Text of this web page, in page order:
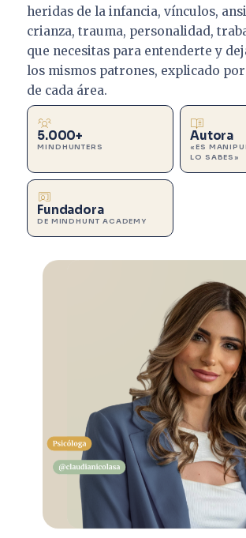
heridas de la infancia, vínculos,
crianza, trauma, personalidad,
que necesitas para entenderte y
los mismos patrones, explicado
de cada área.
5.000+
MINDHUNTERS
Autora
«ES
LO SABES»
Fundadora
DE MINDHUNT ACADEMY